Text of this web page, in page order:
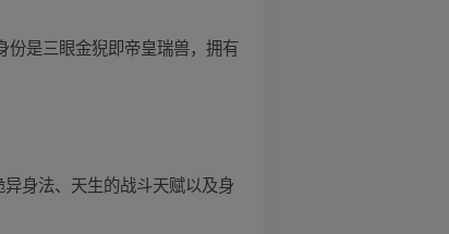
份是三眼金猊即帝皇瑞兽，拥有
身法、天生的战斗天赋以及身